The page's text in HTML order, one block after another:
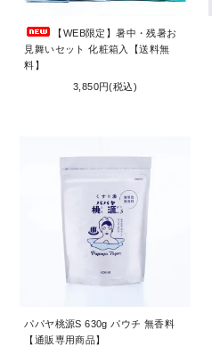
【WEB限定】暑中・残暑お
見舞いセット 化粧箱入【送料無
料】
3,850円(税込)
パパヤ桃源S 630g パウチ 無香料
【通販専用商品】